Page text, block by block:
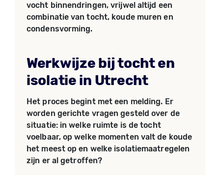
vocht binnendringen, vrijwel altijd een
combinatie van tocht, koude muren en
condensvorming.
Werkwijze bij tocht en
isolatie in Utrecht
Het proces begint met een melding. Er
worden gerichte vragen gesteld over de
situatie: in welke ruimte is de tocht
voelbaar, op welke momenten valt de koude
het meest op en welke isolatiemaatregelen
zijn er al getroffen?